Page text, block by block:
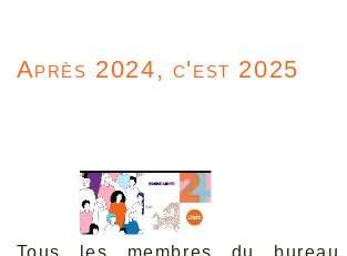
Après 2024, c'est 2025
Tous les membres du